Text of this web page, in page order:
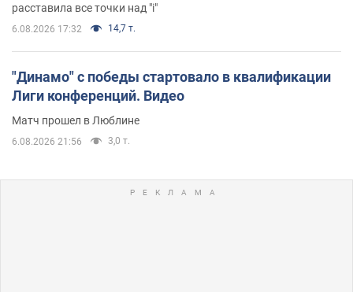
расставила все точки над "i"
6.08.2026 17:32 14,7 т.
"Динамо" с победы стартовало в квалификации
Лиги конференций. Видео
Матч прошел в Люблине
6.08.2026 21:56 3,0 т.